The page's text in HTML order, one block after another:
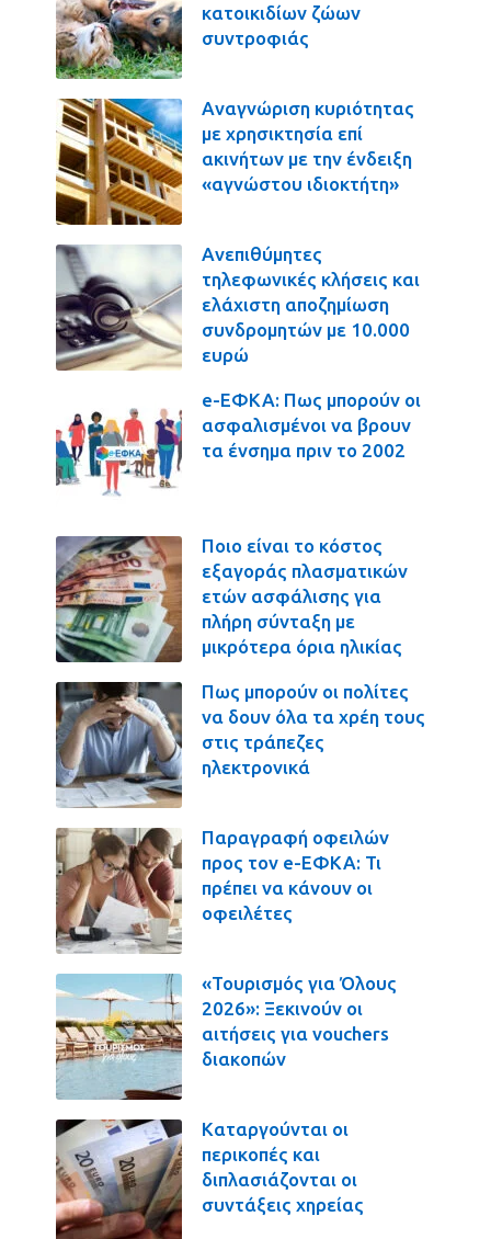
κατοικιδίων ζώων
συντροφιάς
Αναγνώριση κυριότητας
με χρησικτησία επί
ακινήτων με την ένδειξη
«αγνώστου ιδιοκτήτη»
Ανεπιθύμητες
τηλεφωνικές κλήσεις και
ελάχιστη αποζημίωση
συνδρομητών με 10.000
ευρώ
e-ΕΦΚΑ: Πως μπορούν οι
ασφαλισμένοι να βρουν
τα ένσημα πριν το 2002
Ποιο είναι το κόστος
εξαγοράς πλασματικών
ετών ασφάλισης για
πλήρη σύνταξη με
μικρότερα όρια ηλικίας
Πως μπορούν οι πολίτες
να δουν όλα τα χρέη τους
στις τράπεζες
ηλεκτρονικά
Παραγραφή οφειλών
προς τον e-ΕΦΚΑ: Τι
πρέπει να κάνουν οι
οφειλέτες
«Τουρισμός για Όλους
2026»: Ξεκινούν οι
αιτήσεις για vouchers
διακοπών
Καταργούνται οι
περικοπές και
διπλασιάζονται οι
συντάξεις χηρείας